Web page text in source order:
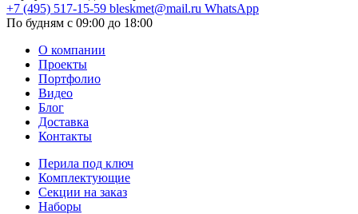
+7 (495) 517-15-59 bleskmet@mail.ru WhatsApp
По будням с 09:00 до 18:00
О компании
Проекты
Портфолио
Видео
Блог
Доставка
Контакты
Перила под ключ
Комплектующие
Секции на заказ
Наборы